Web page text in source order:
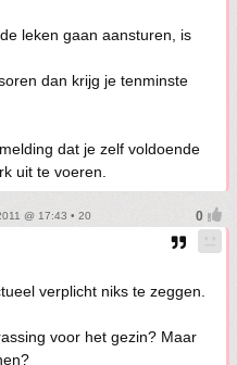
leken gaan aansturen, is
dan krijg je tenminste
dat je zelf voldoende
uit te voeren.
@ 17:43 • 20
verplicht niks te zeggen.
voor het gezin? Maar